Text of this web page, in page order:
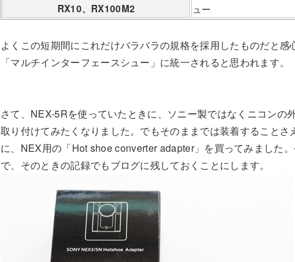
RX10、RX100M2
ュー
よくこの短期間にこれだけバラバラの規格を採用したものだと感
「マルチインターフェースシュー」に統一されると思われます。
さて、NEX-5Rを使っていたときに、ソニー製ではなくニコンの
取り付けてみたくなりました。でもそのままでは装着すること
に、NEX用の「Hot shoe converter adapter」を買ってみました
で、そのときの記録でもブログに残しておくことにします。